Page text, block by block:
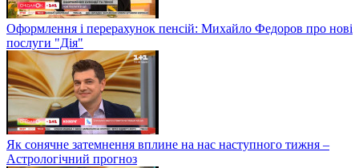
Оформлення і перерахунок пенсій: Михайло Федоров про нові
послуги "Дія"
Як сонячне затемнення вплине на нас наступного тижня –
Астрологічний прогноз